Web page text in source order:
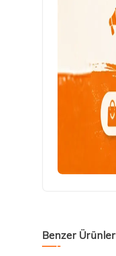
Benzer Ürünler